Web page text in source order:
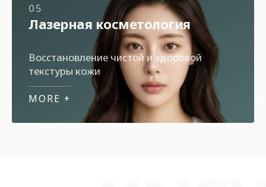
05
Лазерная косметология
Восстановление чистой и здоровой
текстуры кожи
MORE +